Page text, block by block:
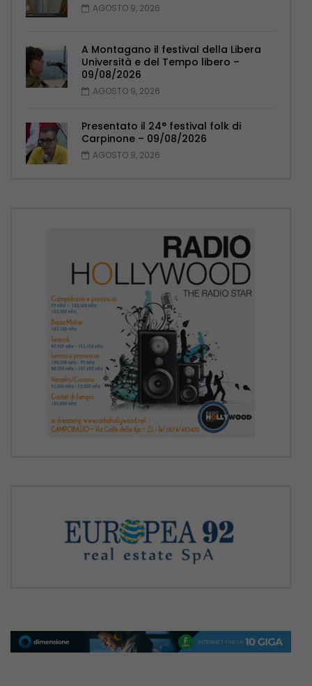
AGOSTO 9, 2026
A Montagano il festival della Libera
Università e del Tempo libero –
09/08/2026
AGOSTO 9, 2026
Presentato il 24° festival folk di
Carpinone – 09/08/2026
AGOSTO 9, 2026